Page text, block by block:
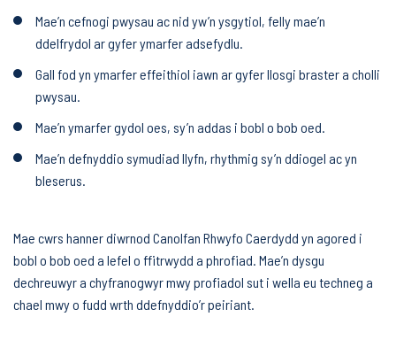
Mae’n cefnogi pwysau ac nid yw’n ysgytiol, felly mae’n
ddelfrydol ar gyfer ymarfer adsefydlu.
Gall fod yn ymarfer effeithiol iawn ar gyfer llosgi braster a cholli
pwysau.
Mae’n ymarfer gydol oes, sy’n addas i bobl o bob oed.
Mae’n defnyddio symudiad llyfn, rhythmig sy’n ddiogel ac yn
bleserus.
Mae cwrs hanner diwrnod Canolfan Rhwyfo Caerdydd yn agored i
bobl o bob oed a lefel o ffitrwydd a phrofiad. Mae’n dysgu
dechreuwyr a chyfranogwyr mwy profiadol sut i wella eu techneg a
chael mwy o fudd wrth ddefnyddio’r peiriant.